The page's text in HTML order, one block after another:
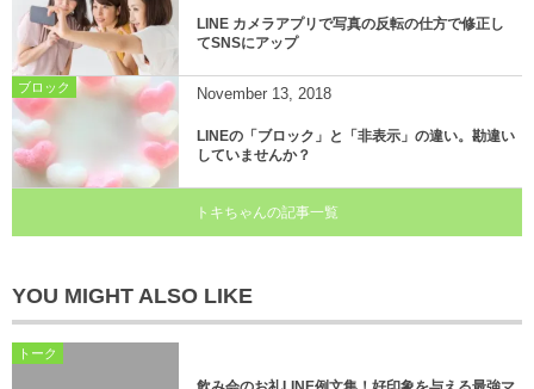
LINE カメラアプリで写真の反転の仕方で修正し
てSNSにアップ
ブロック November 13 2018
LINEの「ブロック」と「非表示」の違い。勘違い
していませんか？
トキちゃんの記事一覧
YOU MIGHT ALSO LIKE
トーク